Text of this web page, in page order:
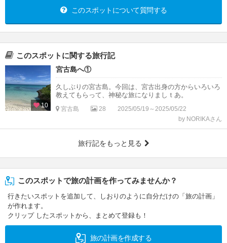
このスポットについて質問する
このスポットに関する旅行記
10
宮古島へ①
久しぶりの宮古島。今回は、宮古出身の方からいろいろ
教えてもらって、神秘な旅になりましｔあ。
宮古島 28
2025/05/19～2025/05/22
by NORIKAさん
旅行記をもっと見る
このスポットで旅の計画を作ってみませんか？
行きたいスポットを追加して、しおりのように自分だけの「旅の計画」
が作れます。
クリップ したスポットから、まとめて登録も！
旅の計画を作成する